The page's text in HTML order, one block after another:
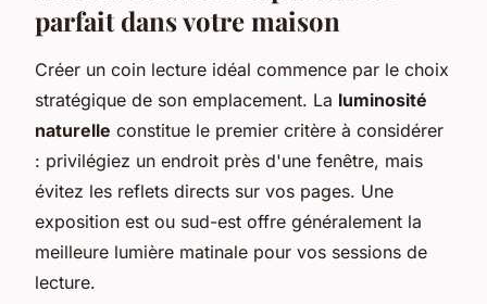
parfait dans votre maison
Créer un coin lecture idéal commence par le choix
stratégique de son emplacement. La luminosité
naturelle constitue le premier critère à considérer
: privilégiez un endroit près d'une fenêtre, mais
évitez les reflets directs sur vos pages. Une
exposition est ou sud-est offre généralement la
meilleure lumière matinale pour vos sessions de
lecture.